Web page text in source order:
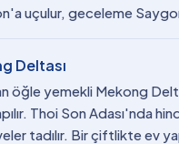
uçulur, geceleme
Deltası
öğle yemekli Mekong
Thoi Son Adası'nda
tadılır. Bir çiftlikte ev